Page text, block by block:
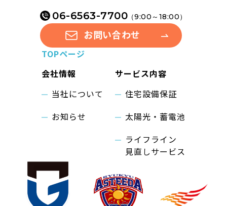
06-6563-7700（9:00～18:00）
お問い合わせ
TOPページ
会社情報
サービス内容
当社について
住宅設備保証
お知らせ
太陽光・蓄電池
ライフライン
見直しサービス